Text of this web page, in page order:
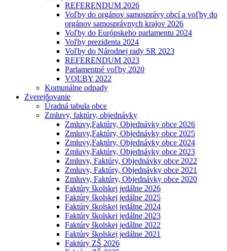
REFERENDUM 2026
Voľby do orgánov samosprávy obcí a voľby do
orgánov samosprávnych krajov 2026
Voľby do Európskeho parlamentu 2024
Voľby prezidenta 2024
Voľby do Národnej rady SR 2023
REFERENDUM 2023
Parlamentné voľby 2020
VOĽBY 2022
Komunálne odpady
Zverejňovanie
Úradná tabula obce
Zmluvy, faktúry, objednávky
Zmluvy,Faktúry, Objednávky obce 2026
Zmluvy,Faktúry, Objednávky obce 2025
Zmluvy,Faktúry, Objednávky obce 2024
Zmluvy,Faktúry, Objednávky obce 2023
Zmluvy, Faktúry, Objednávky obce 2022
Zmluvy, Faktúry, Objednávky obce 2021
Zmluvy, Faktúry, Objednávky obce 2020
Faktúry školskej jedálne 2026
Faktúry školskej jedálne 2025
Faktúry školskej jedálne 2024
Faktúry školskej jedálne 2023
Faktúry školskej jedálne 2022
Faktúry školskej jedálne 2021
Faktúry ZŠ 2026